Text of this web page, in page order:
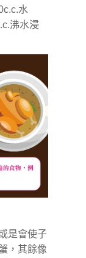
水
沸水浸
是會使子
，其餘像